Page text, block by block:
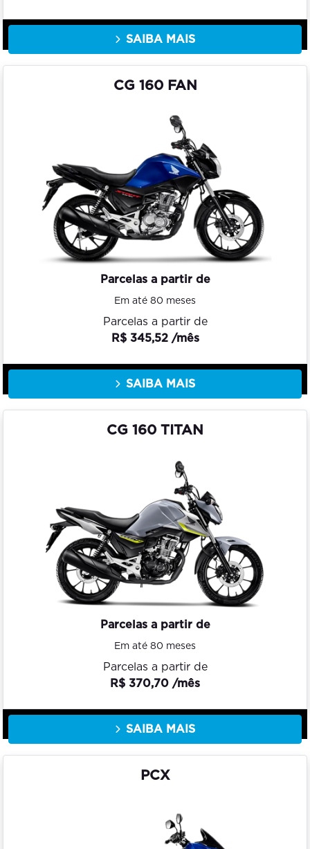
SAIBA MAIS
CG 160 FAN
Parcelas a partir de
Em até 80 meses
Parcelas a partir de
R$ 345,52 /mês
SAIBA MAIS
CG 160 TITAN
Parcelas a partir de
Em até 80 meses
Parcelas a partir de
R$ 370,70 /mês
SAIBA MAIS
PCX